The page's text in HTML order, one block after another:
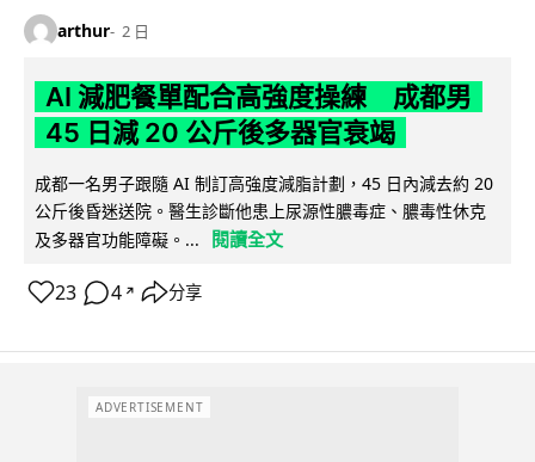
arthur 2 日
AI 減肥餐單配合高強度操練 成都男
45 日減 20 公斤後多器官衰竭
成都一名男子跟隨 AI 制訂高強度減脂計劃，45 日內減去約 20
公斤後昏迷送院。醫生診斷他患上尿源性膿毒症、膿毒性休克
及多器官功能障礙。...
閱讀全文
23 4 ↗ 分享
ADVERTISEMENT